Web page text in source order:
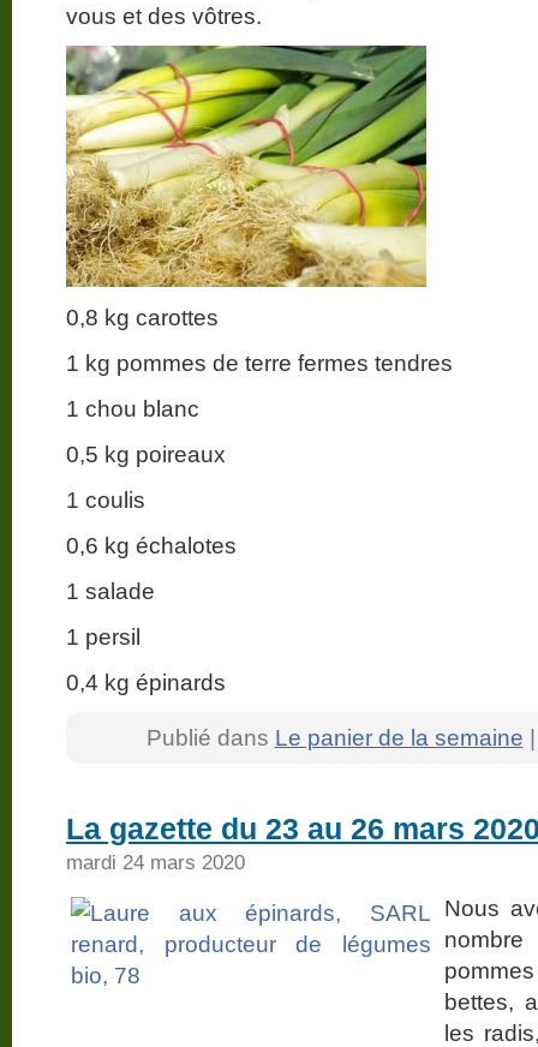
vous et des vôtres.
0,8 kg carottes
1 kg pommes de terre fermes tendres
1 chou blanc
0,5 kg poireaux
1 coulis
0,6 kg échalotes
1 salade
1 persil
0,4 kg épinards
Publié dans Le panier de la semaine
La gazette du 23 au 26 mars
mardi 24 mars 2020
Nous
bettes,
les